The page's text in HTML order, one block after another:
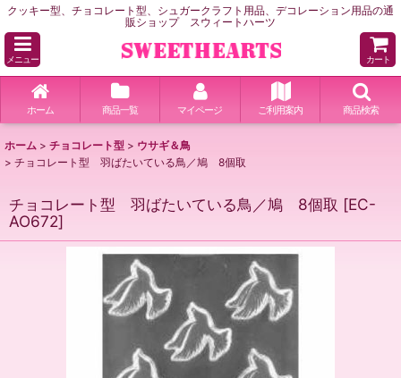
クッキー型、チョコレート型、シュガークラフト用品、デコレーション用品の通
販ショップ スウィートハーツ
メニュー カート
ホーム 商品一覧 マイページ ご利用案内 商品検索
ホーム > チョコレート型 > ウサギ＆鳥
> チョコレート型 羽ばたいている鳥／鳩 8個取
チョコレート型 羽ばたいている鳥／鳩 8個取 [EC-
AO672]